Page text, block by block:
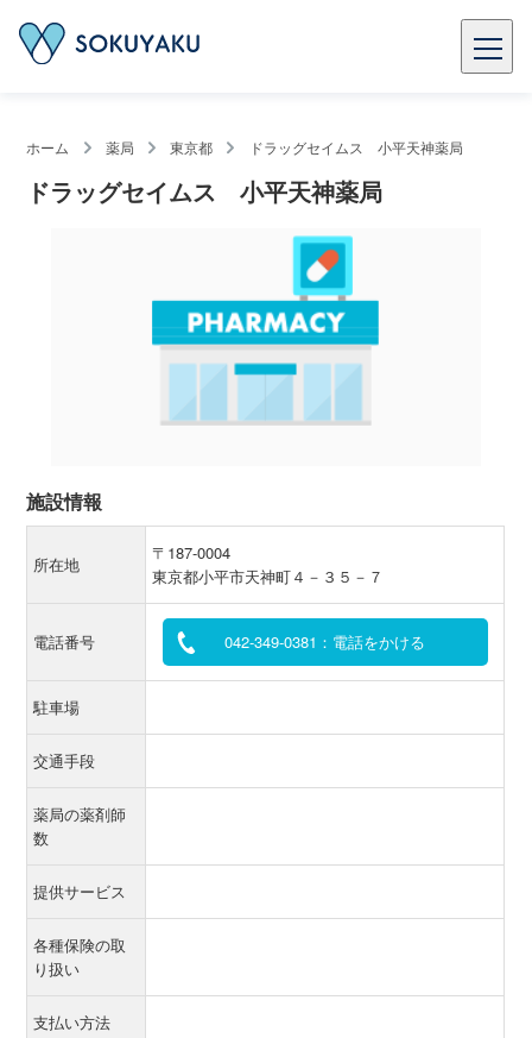
ホーム 薬局 東京都 ドラッグセイムス 小平天神薬局
ドラッグセイムス 小平天神薬局
施設情報
所在地
〒187-0004
東京都小平市天神町４－３５－７
電話番号 042-349-0381：電話をかける
駐車場
交通手段
薬局の薬剤師
数
提供サービス
各種保険の取
り扱い
支払い方法